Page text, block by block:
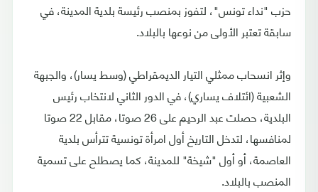
حزب "نداء تونس"، لتفوز بمنصب رئيسة بلدية المدينة، في
سابقة تعتبر الأولى من نوعها بالبلاد.
وإثر انسحاب ممثلي التيار الديمقراطي (وسط يسار)، والجبهة
الشعبية (ائتلاف يساري)، في الدور الثاني لانتخاب رئيس
البلدية، حصلت عبد الرحيم على 26 صوتا، مقابل 22 صوتا
لمنافسها، لتدخل التاريخ أول امرأة تونسية تترأس بلدية
العاصمة، أو أول "شيخة" للمدينة، كما يصطلح على تسمية
المنصب بالبلاد.